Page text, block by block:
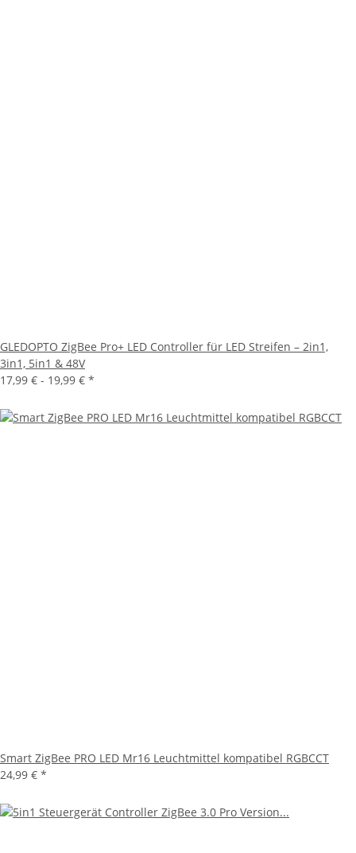
GLEDOPTO ZigBee Pro+ LED Controller für LED Streifen – 2in1,
3in1, 5in1 & 48V
17,99 € - 19,99 € *
Smart ZigBee PRO LED Mr16 Leuchtmittel kompatibel RGBCCT
24,99 € *